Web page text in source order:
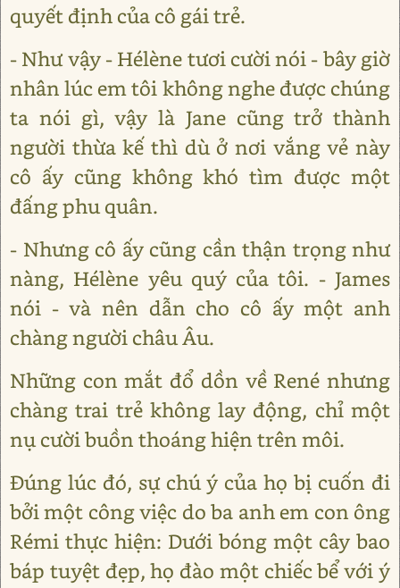
quyết định của cô gái trẻ.
- Như vậy - Hélène tươi cười nói - bây giờ
nhân lúc em tôi không nghe được chúng
ta nói gì, vậy là Jane cũng trở thành
người thừa kế thì dù ở nơi vắng vẻ này
cô ấy cũng không khó tìm được một
đấng phu quân.
- Nhưng cô ấy cũng cần thận trọng như
nàng, Hélène yêu quý của tôi. - James
nói - và nên dẫn cho cô ấy một anh
chàng người châu Âu.
Những con mắt đổ dồn về René nhưng
chàng trai trẻ không lay động, chỉ một
nụ cười buồn thoáng hiện trên môi.
Đúng lúc đó, sự chú ý của họ bị cuốn đi
bởi một công việc do ba anh em con ông
Rémi thực hiện: Dưới bóng một cây bao
báp tuyệt đẹp, họ đào một chiếc bể với ý